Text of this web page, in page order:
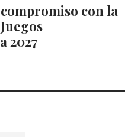
con la
2027